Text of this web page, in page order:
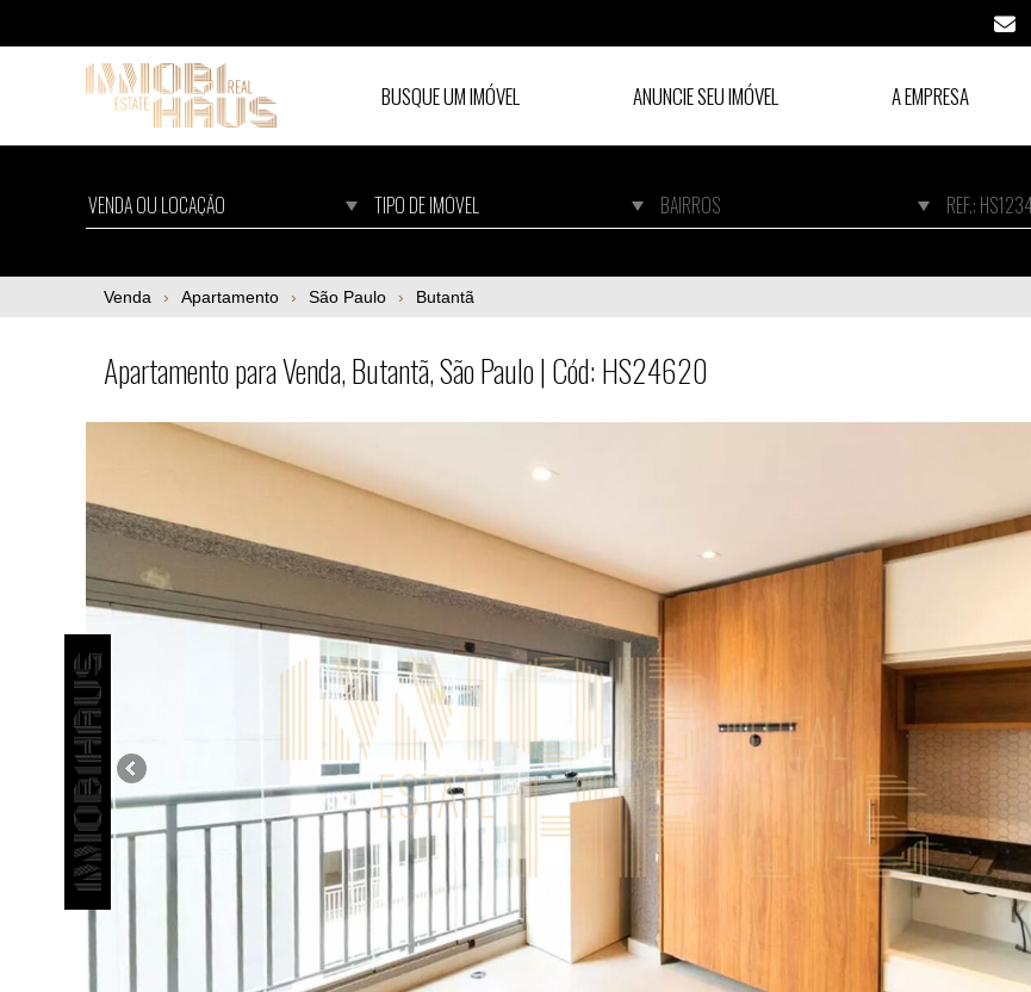
BUSQUE UM IMÓVEL ANUNCIE SEU IMÓVEL A EMPRESA
Apartamento para Venda, Butantã, São Paulo | Cód: HS24620
Venda Apartamento São Paulo Butantã
Apartamento para Venda, Butantã, São Paulo | Cód: HS24620